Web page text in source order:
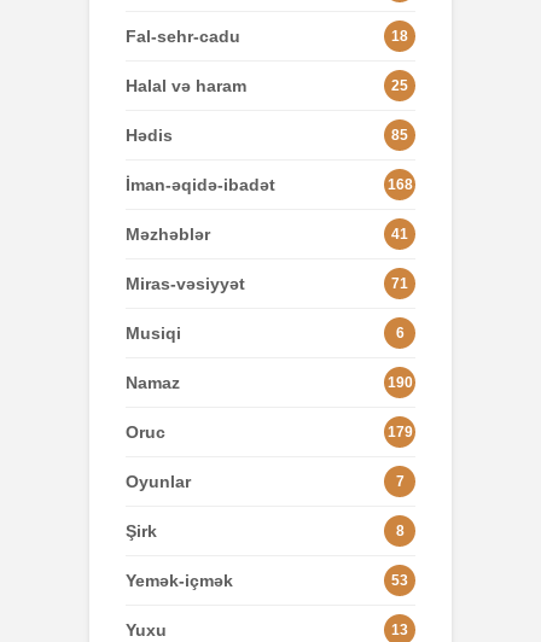
Fal-sehr-cadu 18
Halal və haram 25
Hədis 85
İman-əqidə-ibadət 168
Məzhəblər 41
Miras-vəsiyyət 71
Musiqi 6
Namaz 190
Oruc 179
Oyunlar 7
Şirk 8
Yemək-içmək 53
Yuxu 13